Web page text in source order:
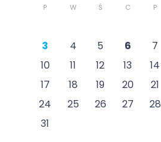
P W Ś C P
3
4 5 6 7
10
11 12 13 14
17
18 19 20 21
24
25 26 27 28
31